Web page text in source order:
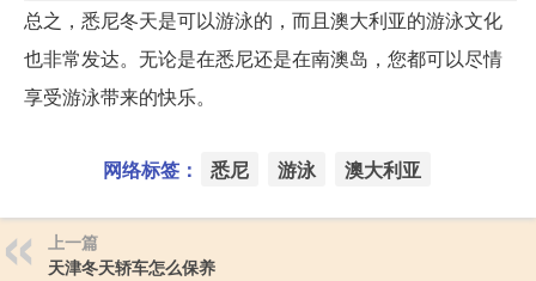
总之，悉尼冬天是可以游泳的，而且澳大利亚的游泳文化
也非常发达。无论是在悉尼还是在南澳岛，您都可以尽情
享受游泳带来的快乐。
网络标签： 悉尼 游泳 澳大利亚
上一篇
天津冬天轿车怎么保养